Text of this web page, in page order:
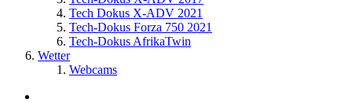
Tech Dokus X-ADV 2021
Tech-Dokus Forza 750 2021
Tech-Dokus AfrikaTwin
Wetter
Webcams